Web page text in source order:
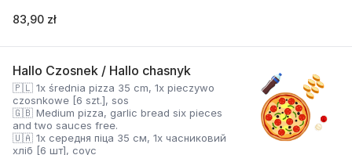
83,90 zł
Hallo Czosnek / Hallo chasnyk
🇵🇱 1x średnia pizza 35 cm, 1x pieczywo
czosnkowe [6 szt.], sos
🇬🇧 Medium pizza, garlic bread six pieces
and two sauces free.
🇺🇦 1x середня піца 35 см, 1x часниковий
хліб [6 шт], соус